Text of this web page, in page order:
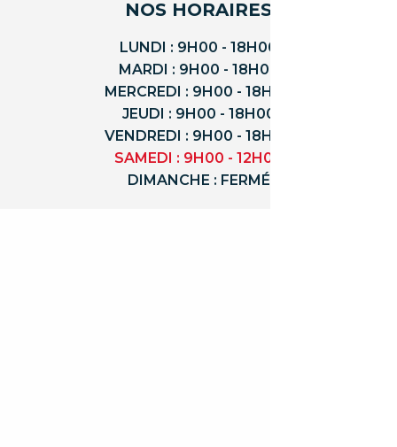
NOS HORAIRES
LUNDI : 9H00 - 18H00
MARDI : 9H00 - 18H00
MERCREDI : 9H00 - 18H00
JEUDI : 9H00 - 18H00
VENDREDI : 9H00 - 18H00
SAMEDI : 9H00 - 12H00
DIMANCHE : FERMÉ